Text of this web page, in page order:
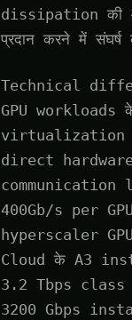
dissipation की
प्रदान करने में संघर्ष
Technical
GPU workloads
virtualization
direct hardware
400Gb/s per
hyperscaler
Cloud के A3
3.2 Tbps class
3200 Gbps